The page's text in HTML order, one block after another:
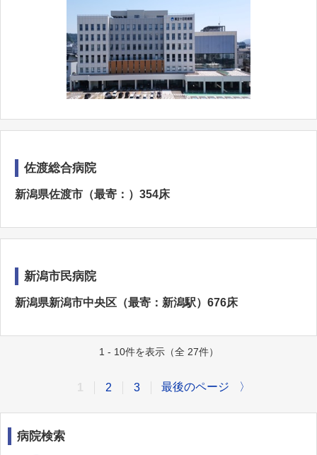
佐渡総合病院
新潟県佐渡市（最寄：）354床
新潟市民病院
新潟県新潟市中央区（最寄：新潟駅）676床
1 - 10件を表示（全 27件）
2 3 最後のページ 〉
病院検索